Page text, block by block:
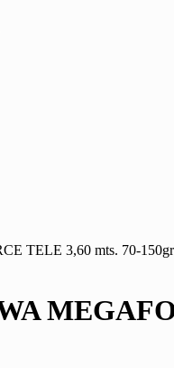
TELE 3,60 mts. 70-